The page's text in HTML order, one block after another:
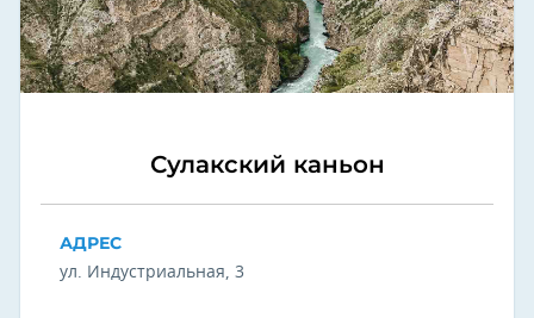
Сулакский каньон
АДРЕС
ул. Индустриальная, 3